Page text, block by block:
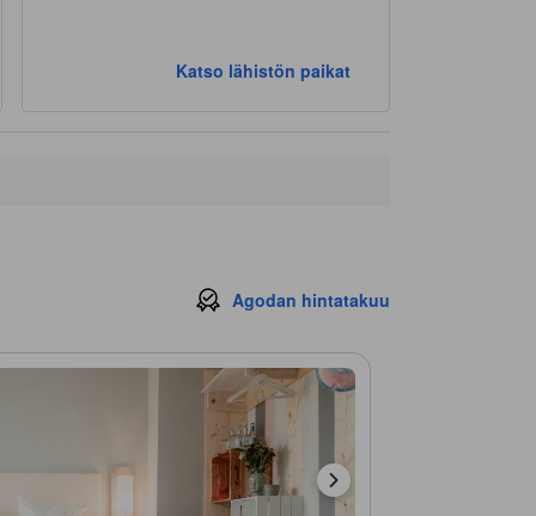
Katso lähistön paikat
Agodan hintatakuu